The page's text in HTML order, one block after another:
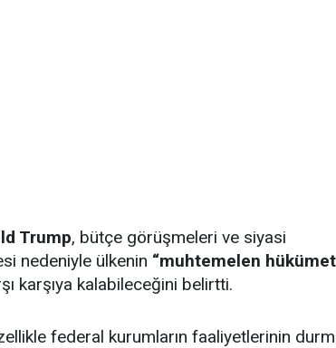
Trump, bütçe görüşmeleri ve siyasi
nedeniyle ülkenin “muhtemelen hükümet
karşıya kalabileceğini belirtti.
federal kurumların faaliyetlerinin